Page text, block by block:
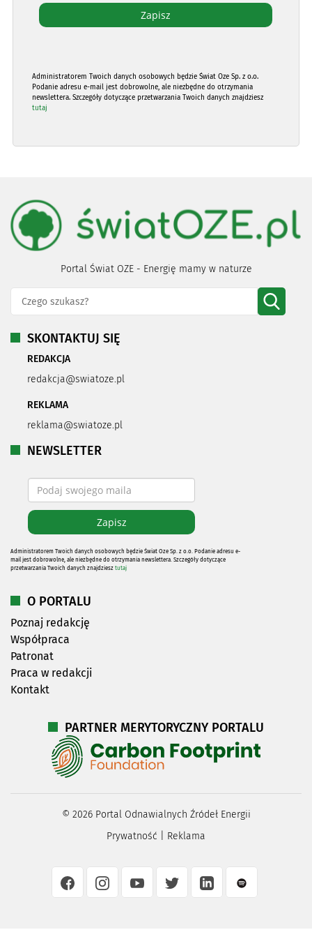
Administratorem Twoich danych osobowych będzie Świat Oze Sp. z o.o.
Podanie adresu e-mail jest dobrowolne, ale niezbędne do otrzymania
newslettera. Szczegóły dotyczące przetwarzania Twoich danych znajdziesz
tutaj
Portal Świat OZE - Energię mamy w naturze
SKONTAKTUJ SIĘ
REDAKCJA
redakcja@swiatoze.pl
REKLAMA
reklama@swiatoze.pl
NEWSLETTER
Administratorem Twoich danych osobowych będzie Świat Oze Sp. z o.o. Podanie adresu e-
mail jest dobrowolne, ale niezbędne do otrzymania newslettera. Szczegóły dotyczące
przetwarzania Twoich danych znajdziesz tutaj
O PORTALU
Poznaj redakcję
Współpraca
Patronat
Praca w redakcji
Kontakt
PARTNER MERYTORYCZNY PORTALU
© 2026Portal Odnawialnych Źródeł Energii
Prywatność
Reklama